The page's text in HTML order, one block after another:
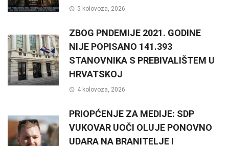
5 kolovoza, 2026
ZBOG PNDEMIJE 2021. GODINE
NIJE POPISANO 141.393
STANOVNIKA S PREBIVALIŠTEM U
HRVATSKOJ
4 kolovoza, 2026
PRIOPĆENJE ZA MEDIJE: SDP
VUKOVAR UOČI OLUJE PONOVNO
UDARA NA BRANITELJE I